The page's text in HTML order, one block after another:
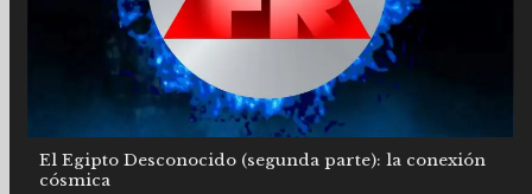
El Egipto Desconocido (segunda parte): la conexión
cósmica